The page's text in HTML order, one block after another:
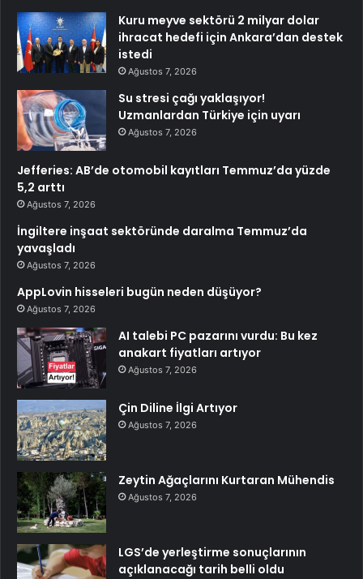
Kuru meyve sektörü 2 milyar dolar
ihracat hedefi için Ankara’dan destek
istedi
Ağustos 7, 2026
Su stresi çağı yaklaşıyor!
Uzmanlardan Türkiye için uyarı
Ağustos 7, 2026
Jefferies: AB’de otomobil kayıtları Temmuz’da yüzde
5,2 arttı
Ağustos 7, 2026
İngiltere inşaat sektöründe daralma Temmuz’da
yavaşladı
Ağustos 7, 2026
AppLovin hisseleri bugün neden düşüyor?
Ağustos 7, 2026
AI talebi PC pazarını vurdu: Bu kez
anakart fiyatları artıyor
Ağustos 7, 2026
Çin Diline İlgi Artıyor
Ağustos 7, 2026
Zeytin Ağaçlarını Kurtaran Mühendis
Ağustos 7, 2026
LGS’de yerleştirme sonuçlarının
açıklanacağı tarih belli oldu